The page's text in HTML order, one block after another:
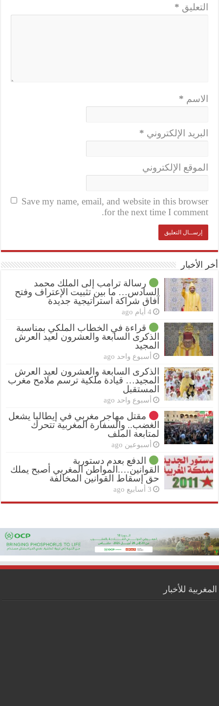
التعليق *
الاسم *
البريد الإلكتروني *
الموقع الإلكتروني
Save my name, email, and website in this browser
for the next time I comment.
أخر الأخبار
رسالة ترامب إلى الملك محمد
السادس… ما بين تثبيت الإعتراف وفتح
آفاق شراكة استراتيجية جديدة
4 أيام ago
قراءة في الخطاب الملكي بمناسبة
الذكرى السابعة والعشرون لعيد العرش
المجيد
أسبوع واحد ago
الذكرى السابعة والعشرون لعيد العرش
المجيد… قيادة ملكية ترسم ملامح مغرب
المستقبل
أسبوع واحد ago
مقتل مهاجر مغربي في إيطاليا يشعل
الغضب.. والسفارة المغربية تتحرك
لمتابعة الملف
أسبوعين ago
الدفع بعدم دستورية
القوانين….المواطن المغربي أصبح يملك
حق إسقاط القوانين المخالفة
3 أسابيع ago
المغربية للأخبار